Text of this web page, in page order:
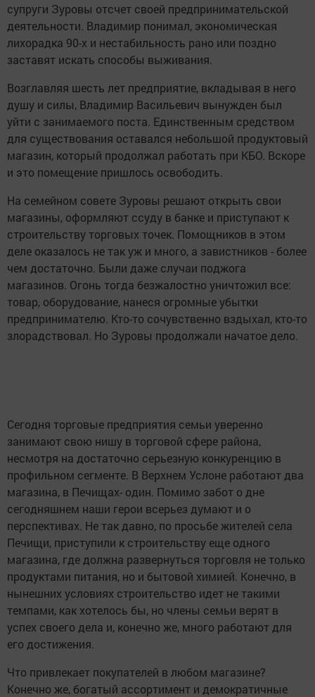
супруги Зуровы отсчет своей предпринимательской
деятельности. Владимир понимал, экономическая
лихорадка 90-х и нестабильность рано или поздно
заставят искать способы выживания.
Возглавляя шесть лет предприятие, вкладывая в него
душу и силы, Владимир Васильевич вынужден был
уйти с занимаемого поста. Единственным средством
для существования оставался небольшой продуктовый
магазин, который продолжал работать при КБО. Вскоре
и это помещение пришлось освободить.
На семейном совете Зуровы решают открыть свои
магазины, оформляют ссуду в банке и приступают к
строительству торговых точек. Помощников в этом
деле оказалось не так уж и много, а завистников - более
чем достаточно. Были даже случаи поджога
магазинов. Огонь тогда безжалостно уничтожил все:
товар, оборудование, нанеся огромные убытки
предпринимателю. Кто-то сочувственно вздыхал, кто-то
злорадствовал. Но Зуровы продолжали начатое дело.
Сегодня торговые предприятия семьи уверенно
занимают свою нишу в торговой сфере района,
несмотря на достаточно серьезную конкуренцию в
профильном сегменте. В Верхнем Услоне работают два
магазина, в Печищах- один. Помимо забот о дне
сегодняшнем наши герои всерьез думают и о
перспективах. Не так давно, по просьбе жителей села
Печищи, приступили к строительству еще одного
магазина, где должна развернуться торговля не только
продуктами питания, но и бытовой химией. Конечно, в
нынешних условиях строительство идет не такими
темпами, как хотелось бы, но члены семьи верят в
успех своего дела и, конечно же, много работают для
его достижения.
Что привлекает покупателей в любом магазине?
Конечно же, богатый ассортимент и демократичные